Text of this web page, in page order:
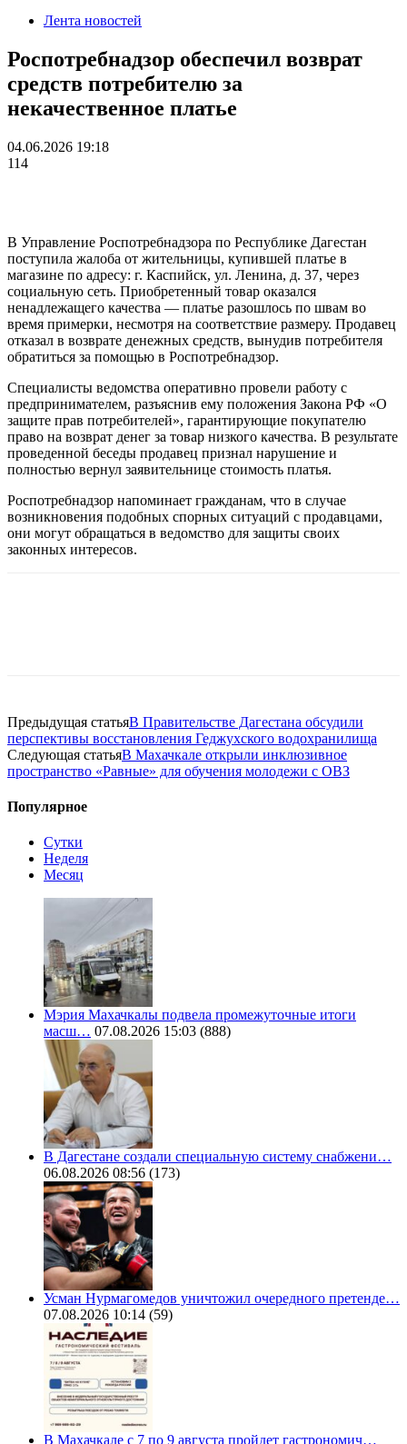
Лента новостей
Роспотребнадзор обеспечил возврат
средств потребителю за
некачественное платье
04.06.2026 19:18
114
В Управление Роспотребнадзора по Республике Дагестан
поступила жалоба от жительницы, купившей платье в
магазине по адресу: г. Каспийск, ул. Ленина, д. 37, через
социальную сеть. Приобретенный товар оказался
ненадлежащего качества — платье разошлось по швам во
время примерки, несмотря на соответствие размеру. Продавец
отказал в возврате денежных средств, вынудив потребителя
обратиться за помощью в Роспотребнадзор.
Специалисты ведомства оперативно провели работу с
предпринимателем, разъяснив ему положения Закона РФ «О
защите прав потребителей», гарантирующие покупателю
право на возврат денег за товар низкого качества. В результате
проведенной беседы продавец признал нарушение и
полностью вернул заявительнице стоимость платья.
Роспотребнадзор напоминает гражданам, что в случае
возникновения подобных спорных ситуаций с продавцами,
они могут обращаться в ведомство для защиты своих
законных интересов.
Предыдущая статьяВ Правительстве Дагестана обсудили
перспективы восстановления Геджухского водохранилища
Следующая статьяВ Махачкале открыли инклюзивное
пространство «Равные» для обучения молодежи с ОВЗ
Популярное
Сутки
Неделя
Месяц
Мэрия Махачкалы подвела промежуточные итоги
масш… 07.08.2026 15:03 (888)
В Дагестане создали специальную систему снабжени…
06.08.2026 08:56 (173)
Усман Нурмагомедов уничтожил очередного претенде…
07.08.2026 10:14 (59)
В Махачкале с 7 по 9 августа пройдет гастрономич…